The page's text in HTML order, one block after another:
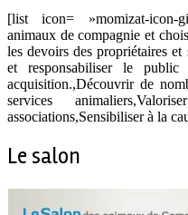
[list icon= »momizat-icon-
animaux de compagnie et
les devoirs des propriétaires
et responsabiliser le
acquisition.,Découvrir de
services
associations,Sensibiliser à la
Le salon